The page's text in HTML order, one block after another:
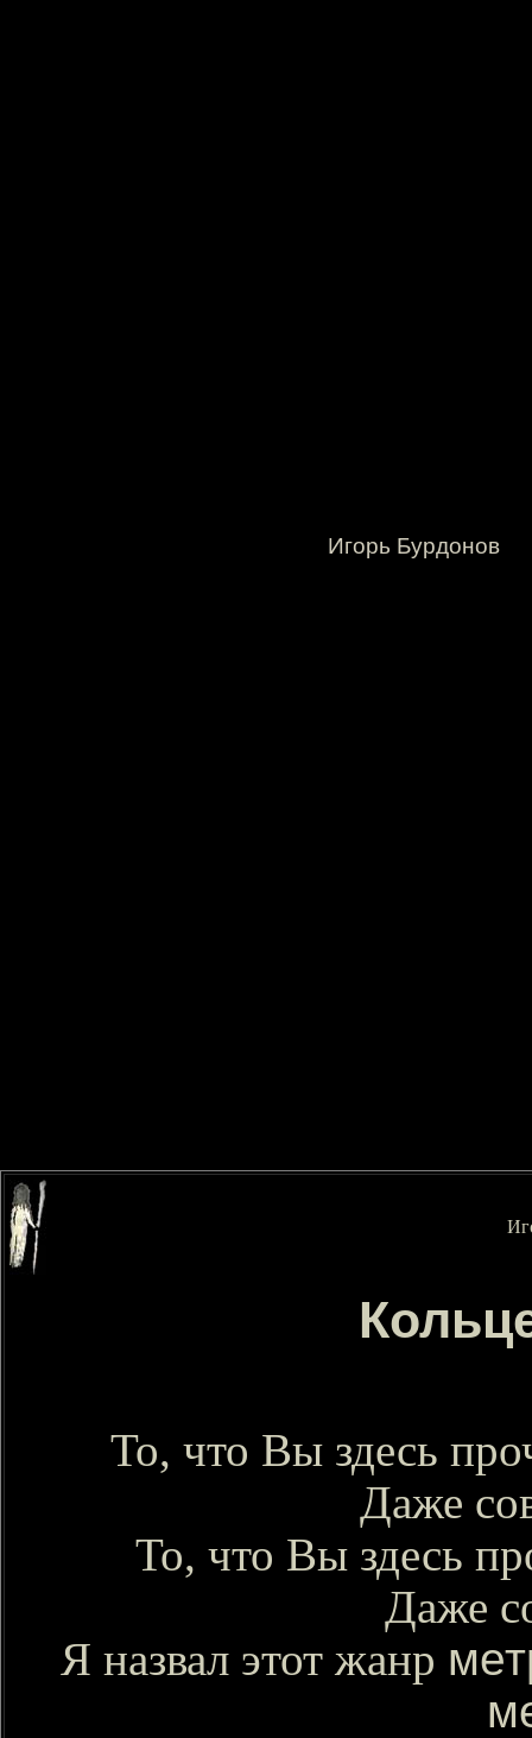
Игорь Бурдонов
То, что Вы здесь
Даже
То, что Вы здесь
Даже
Я назвал этот жанр